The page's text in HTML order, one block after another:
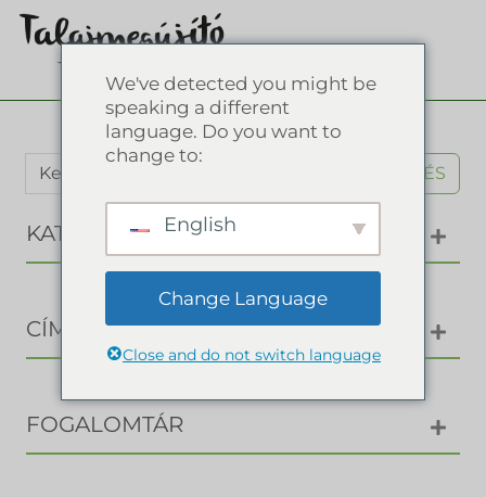
KERESÉS
KATEGÓRIÁK
CÍMKÉK
FOGALOMTÁR
We've detected you might be
speaking a different
language. Do you want to
change to:
English
Change Language
Close and do not switch language